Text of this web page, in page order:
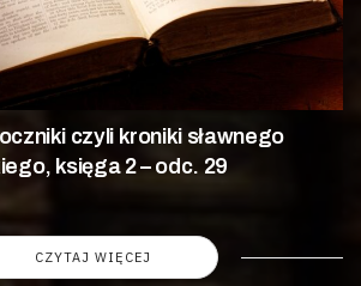
czyli kroniki sławnego
księga 2 – odc. 29
CZYTAJ WIĘCEJ